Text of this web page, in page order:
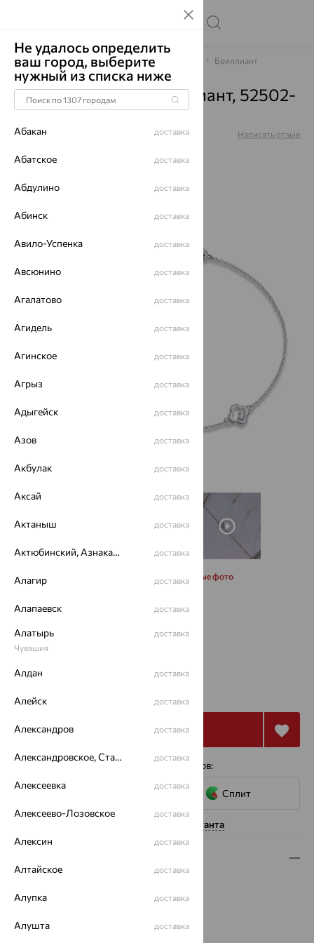
Главная Каталог Браслеты декоративные Бриллиант
Браслет, золото, бриллиант, 52502-
251-46-00
Артикул: Написать отзыв
Запросить дополнительные фото
Размеры:
16.5
от 49 562
Купить
4 платежа по 12 391 с помощью сервисов:
Сплит
Нужна помощь консультанта
Вес:2 — 2.01
Цвет металла:
Не удалось определить
ваш город, выберите
нужный из списка ниже
Абакан доставка
Абатское доставка
Абдулино доставка
Абинск доставка
Авило-Успенка доставка
Авсюнино доставка
Агалатово доставка
Агидель доставка
Агинское доставка
Агрыз доставка
Адыгейск доставка
Азов доставка
Акбулак доставка
Аксай доставка
Актаныш доставка
Актюбинский, Азнакаевский район доставка
Алагир доставка
Алапаевск доставка
Алатырь
Чувашия
доставка
Алдан доставка
Алейск доставка
Александров доставка
Александровское, Ставропольский край доставка
Алексеевка доставка
Алексеево-Лозовское доставка
Алексин доставка
Алтайское доставка
Алупка доставка
Алушта доставка